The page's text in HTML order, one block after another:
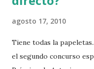
agosto 17, 2010
Tiene todas la
el segundo concurso